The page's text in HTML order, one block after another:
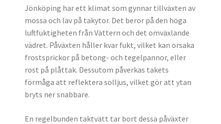
Jönköping har ett klimat som gynnar tillväxten av
mossa och lav på takytor. Det beror på den höga
luftfuktigheten från Vättern och det omväxlande
vädret. Påväxten håller kvar fukt, vilket kan orsaka
frostsprickor på betong- och tegelpannor, eller
rost på plåttak. Dessutom påverkas takets
förmåga att reflektera solljus, vilket gör att ytan
bryts ner snabbare.
En regelbunden taktvätt tar bort dessa påväxter